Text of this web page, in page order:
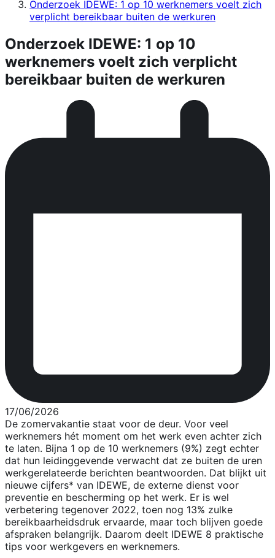
Onderzoek IDEWE: 1 op 10 werknemers voelt zich
verplicht bereikbaar buiten de werkuren
Onderzoek IDEWE: 1 op 10
werknemers voelt zich verplicht
bereikbaar buiten de werkuren
17/06/2026
De zomervakantie staat voor de deur. Voor veel
werknemers hét moment om het werk even achter zich
te laten. Bijna 1 op de 10 werknemers (9%) zegt echter
dat hun leidinggevende verwacht dat ze buiten de uren
werkgerelateerde berichten beantwoorden. Dat blijkt uit
nieuwe cijfers* van IDEWE, de externe dienst voor
preventie en bescherming op het werk. Er is wel
verbetering tegenover 2022, toen nog 13% zulke
bereikbaarheidsdruk ervaarde, maar toch blijven goede
afspraken belangrijk. Daarom deelt IDEWE 8 praktische
tips voor werkgevers en werknemers.